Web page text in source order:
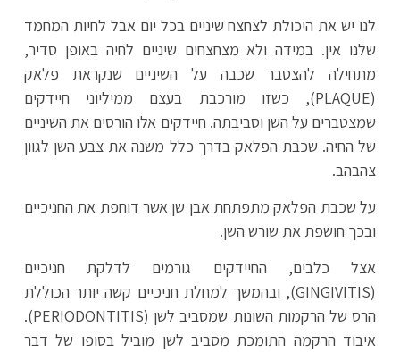
לנו יש את היכולת לצחצח שיניים בכל יום אבל לחיות המחמד
שלנו אין. במידה ולא מצחצחים שיניים לחיה באופן סדיר,
מתחילה להצטבר שכבה על השיניים שנקראת פלאק
(PLAQUE), כשזו מורכבת בעצם ממיליוני חיידקים
שמצטברים על השן וסביבתה. חיידקים אלו הורסים את השיניים
של החיה. שכבת הפלאק בדרך כלל משנה את צבע השן לגוון
צהבהב.
על שכבת הפלאק מתפתחת אבן שן אשר דוחפת את החניכיים
ובכך חושפת את שורש השן.
אצל כלבים, החיידקים גורמים לדלקת חניכיים
(GINGIVITIS), ובהמשך למחלת חניכיים קשה יותר הכוללת
הרס של הרקמות השונות שמסביב לשן (PERIODONTITIS).
איבוד הרקמה התומכת מסביב לשן מוביל בסופו של דבר